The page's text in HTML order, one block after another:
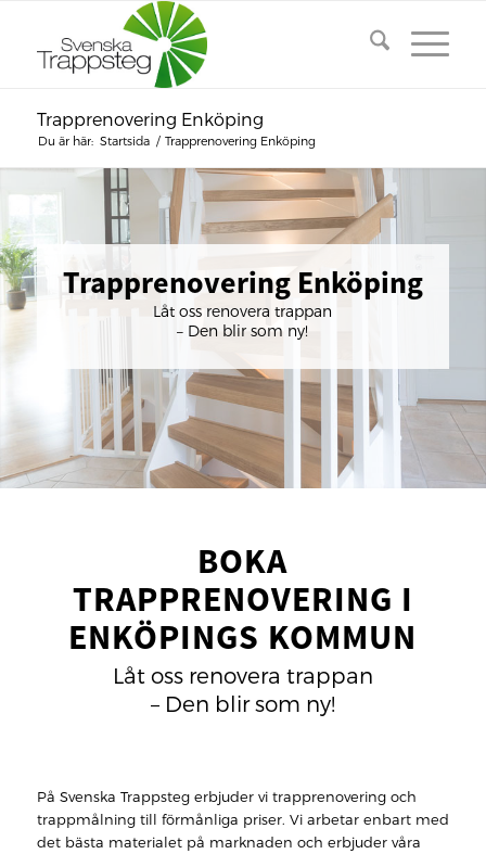
Trapprenovering Enköping
Du är här: Startsida / Trapprenovering Enköping
Trapprenovering Enköping
Låt oss renovera trappan
– Den blir som ny!
BOKA
TRAPPRENOVERING I
ENKÖPINGS KOMMUN
Låt oss renovera trappan
– Den blir som ny!
På Svenska Trappsteg erbjuder vi trapprenovering och
trappmålning till förmånliga priser. Vi arbetar enbart med
det bästa materialet på marknaden och erbjuder våra